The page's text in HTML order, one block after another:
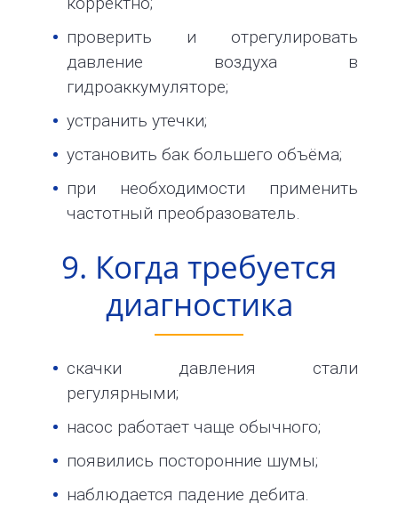
проверить и отрегулировать
давление воздуха в
гидроаккумуляторе;
устранить утечки;
установить бак большего объёма;
при необходимости применить
частотный преобразователь.
9. Когда требуется
диагностика
скачки давления стали
регулярными;
насос работает чаще обычного;
появились посторонние шумы;
наблюдается падение дебита.